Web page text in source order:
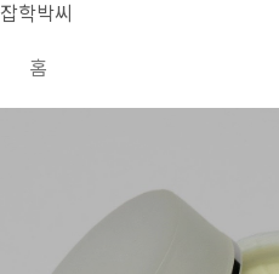
본문 바로가기
잡학박씨
홈